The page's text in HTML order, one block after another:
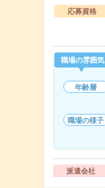
応募資格
職場の雰囲気
年齢層
職場の様子
派遣会社